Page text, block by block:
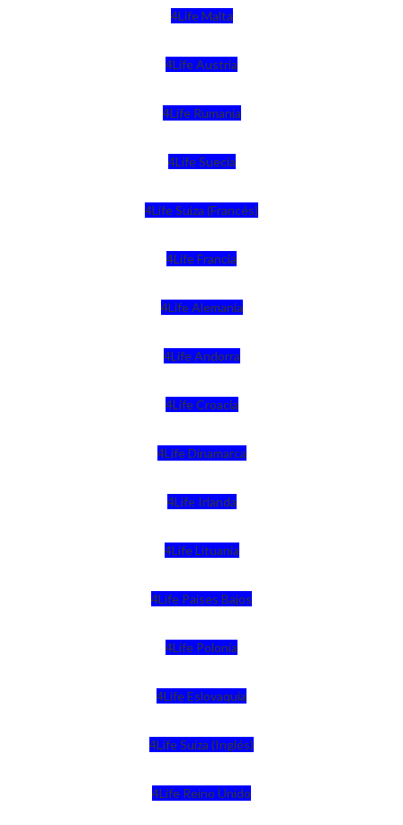
4Life Malta
4Life Austria
4Life Rumania
4Life Suecia
4Life Suiza (Francés)
4Life Francia
4Life Alemania
4Life Andorra
4Life Croacia
4Life Dinamarca
4Life Irlanda
4Life Lituania
4Life Paises Bajos
4Life Polonia
4Life Eslovaquia
4Life Suiza (Inglés)
4Life Reino Unido